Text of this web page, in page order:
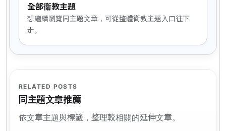
全部衛教主題
想繼續瀏覽同主題文章，可從整體衛教主題入口往下
走。
RELATED POSTS
同主題文章推薦
依文章主題與標籤，整理較相關的延伸文章。